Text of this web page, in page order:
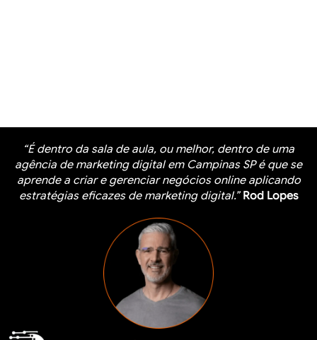
“É dentro da sala de aula, ou melhor, dentro de uma
agência de marketing digital em Campinas SP é que se
aprende a criar e gerenciar negócios online aplicando
estratégias eficazes de marketing digital.” Rod Lopes